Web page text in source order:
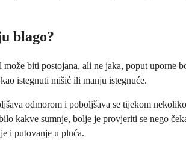
blago?
biti postojana, ali ne jaka, poput
istegnuti mišić ili manju istegnuće.
odmorom i poboljšava se tijekom
kakve sumnje, bolje je provjeriti se nego
i putovanje u pluća.